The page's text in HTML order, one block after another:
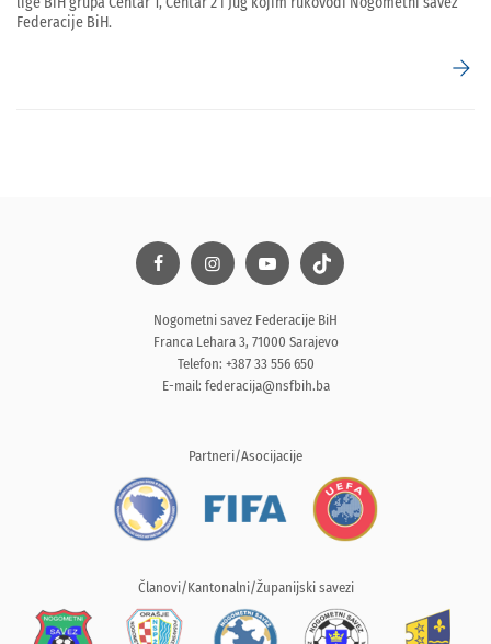
Federacije BiH.
arrow_forward
Nogometni savez Federacije BiH
Franca Lehara 3, 71000 Sarajevo
Telefon: +387 33 556 650
E-mail: federacija@nsfbih.ba
Partneri/Asocijacije
Članovi/Kantonalni/Županijski savezi